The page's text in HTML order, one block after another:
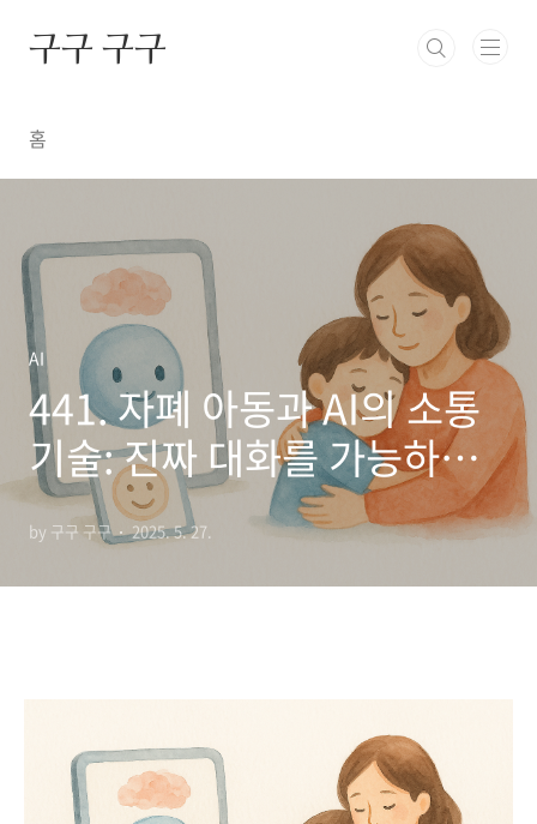
구구 구구
홈
AI
441. 자폐 아동과 AI의 소통
기술: 진짜 대화를 가능하게
하다
by 구구 구구 2025. 5. 27.